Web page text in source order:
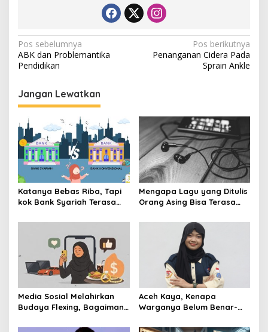
N
a
i
g
a
s
i
p
o
Pos sebelumnya
ABK dan Problemantika
Pendidikan
Pos berikutnya
Penanganan Cidera Pada
Sprain Ankle
Jangan Lewatkan
Katanya Bebas Riba, Tapi
kok Bank Syariah Terasa
Mengapa Lagu yang Ditulis
Orang Asing Bisa Terasa
Media Sosial Melahirkan
Budaya Flexing, Bagaimana
Aceh Kaya, Kenapa
Warganya Belum Benar-